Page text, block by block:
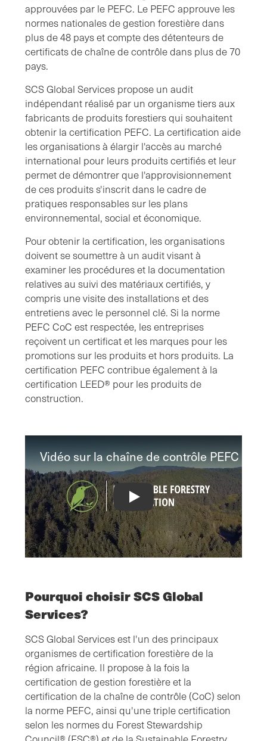
approuvées par le PEFC. Le PEFC approuve les
normes nationales de gestion forestière dans
plus de 48 pays et compte des détenteurs de
certificats de chaîne de contrôle dans plus de 70
pays.
SCS Global Services propose un audit
indépendant réalisé par un organisme tiers aux
fabricants de produits forestiers qui souhaitent
obtenir la certification PEFC. La certification aide
les organisations à élargir l'accès au marché
international pour leurs produits certifiés et leur
permet de démontrer que l'approvisionnement
de ces produits s'inscrit dans le cadre de
pratiques responsables sur les plans
environnemental, social et économique.
Pour obtenir la certification, les organisations
doivent se soumettre à un audit visant à
examiner les procédures et la documentation
relatives au suivi des matériaux certifiés, y
compris une visite des installations et des
entretiens avec le personnel clé. Si la norme
PEFC CoC est respectée, les entreprises
reçoivent un certificat et les marques pour les
promotions sur les produits et hors produits. La
certification PEFC contribue également à la
certification LEED® pour les produits de
construction.
Vidéo sur la chaîne de contrôle PEFC
PEFC Chain-of-Custody Video
Pourquoi choisir SCS Global
Services?
SCS Global Services est l'un des principaux
organismes de certification forestière de la
région africaine. Il propose à la fois la
certification de gestion forestière et la
certification de la chaîne de contrôle (CoC) selon
la norme PEFC, ainsi qu'une triple certification
selon les normes du Forest Stewardship